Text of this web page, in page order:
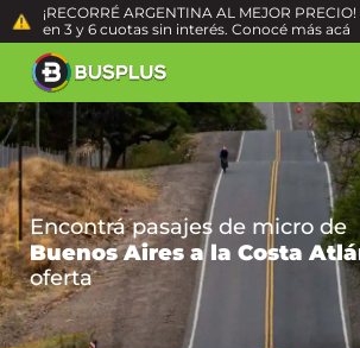
¡RECORRÉ ARGENTINA AL MEJOR
en 3 y 6 cuotas sin interés. Conocé más acá
Encontrá pasajes de micro de
Buenos Aires a la Costa
oferta